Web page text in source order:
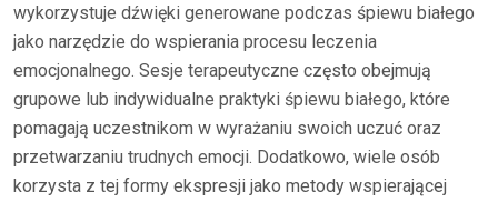
wykorzystuje dźwięki generowane podczas śpiewu białego
jako narzędzie do wspierania procesu leczenia
emocjonalnego. Sesje terapeutyczne często obejmują
grupowe lub indywidualne praktyki śpiewu białego, które
pomagają uczestnikom w wyrażaniu swoich uczuć oraz
przetwarzaniu trudnych emocji. Dodatkowo, wiele osób
korzysta z tej formy ekspresji jako metody wspierającej